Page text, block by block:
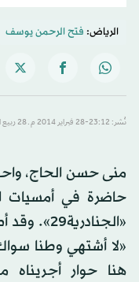
الرياض: فتح الرحمن يوسف
نُشر: 23:12-28 فبراير 2014 م ـ 28 ربيع الثاني 1435 هـ
منى حسن الحاج،
حاضرة في أمسيات
«لا أشتهي وطنا
هنا حوار